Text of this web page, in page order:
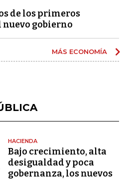
de los primeros
gobierno
MÁS ECONOMÍA
HACIENDA
Bajo crecimiento, alta
desigualdad y poca
gobernanza, los nuevos